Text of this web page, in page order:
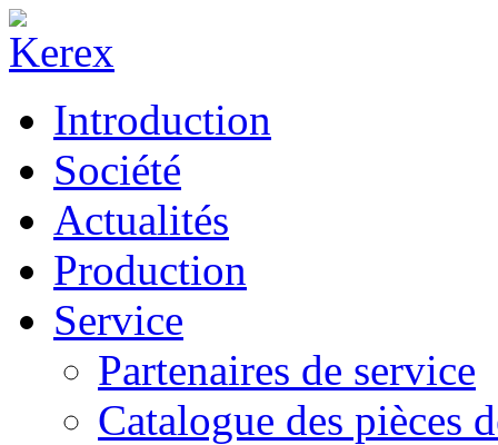
Introduction
Société
Actualités
Production
Service
Partenaires de service
Catalogue des pièces